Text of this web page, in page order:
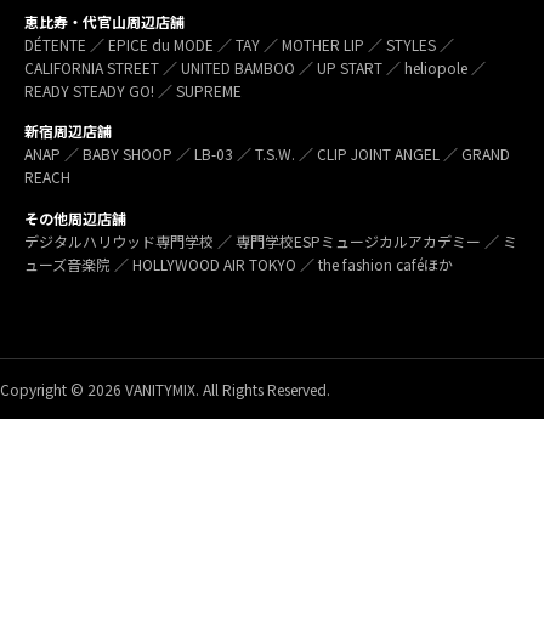
恵比寿・代官山周辺店舗
DÉTENTE ／ EPICE du MODE ／ TAY ／ MOTHER LIP ／ STYLES ／
CALIFORNIA STREET ／ UNITED BAMBOO ／ UP START ／ heliopole ／
READY STEADY GO! ／ SUPREME
新宿周辺店舗
ANAP ／ BABY SHOOP ／ LB-03 ／ T.S.W. ／ CLIP JOINT ANGEL ／ GRAND
REACH
その他周辺店舗
デジタルハリウッド専門学校 ／ 専門学校ESPミュージカルアカデミー ／ ミ
ューズ音楽院 ／ HOLLYWOOD AIR TOKYO ／ the fashion caféほか
Copyright © 2026 VANITYMIX. All Rights Reserved.